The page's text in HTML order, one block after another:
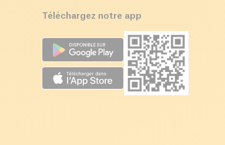
Téléchargez notre app